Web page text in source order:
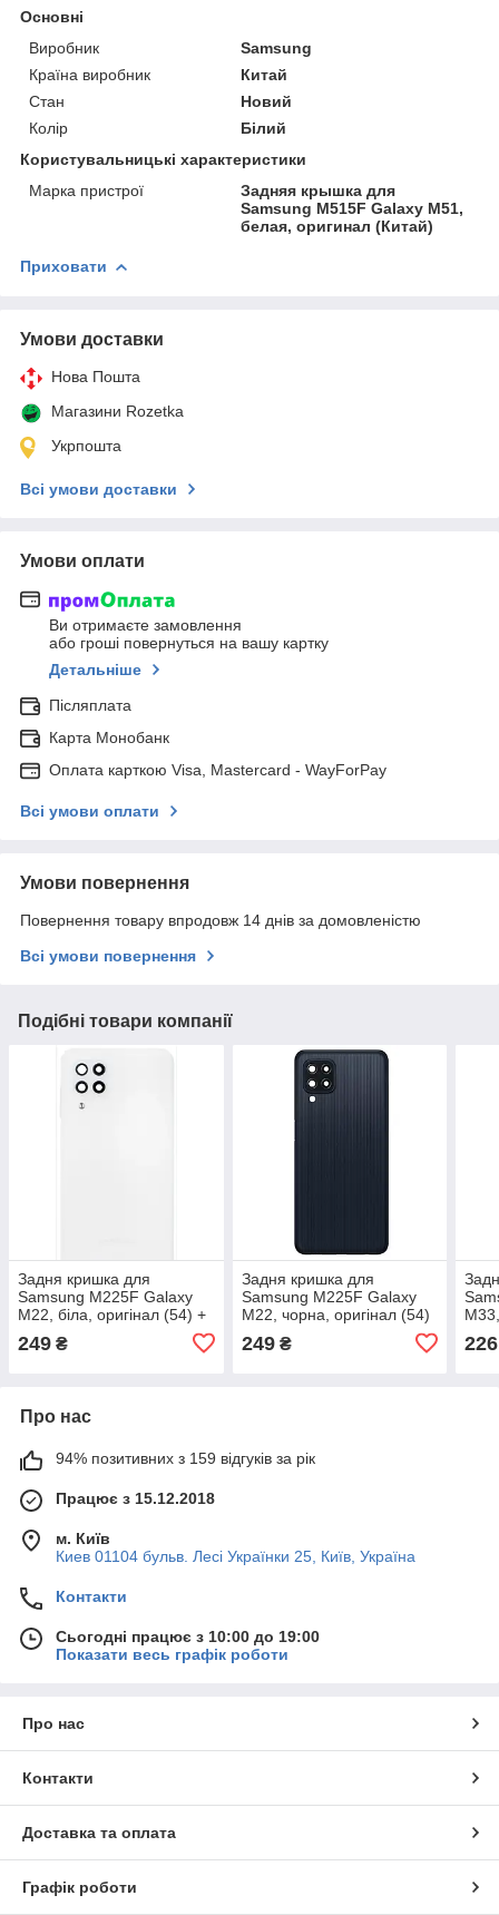
Основні
Виробник
Samsung
Країна виробник
Китай
Стан
Новий
Колір
Білий
Користувальницькі характеристики
Марка пристрої
Задняя крышка для
Samsung M515F Galaxy M51,
белая, оригинал (Китай)
Приховати
Умови доставки
Нова Пошта
Магазини Rozetka
Укрпошта
Всі умови доставки
Умови оплати
Ви отримаєте замовлення
або гроші повернуться на вашу картку
Детальніше
Післяплата
Карта Монобанк
Оплата карткою Visa, Mastercard - WayForPay
Всі умови оплати
Умови повернення
Повернення товару впродовж 14 днів за домовленістю
Всі умови повернення
Подібні товари компанії
Задня кришка для
Samsung M225F Galaxy
M22, біла, оригінал (54) +
249 ₴
Задня кришка для
Samsung M225F Galaxy
M22, чорна, оригінал (54)
249₴ 226
Про нас
94% позитивних з 159 відгуків за рік
Працює з 15.12.2018
м. Київ
Киев 01104 бульв. Лесі Українки 25, Київ, Україна
Контакти
Сьогодні працює з 10:00 до 19:00
Показати весь графік роботи
Про нас
Контакти
Доставка та оплата
Графік роботи